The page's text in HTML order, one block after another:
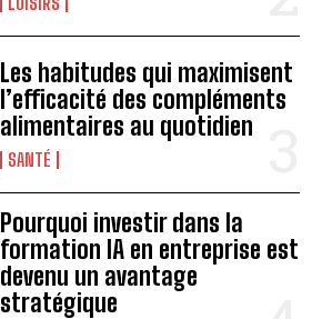
Les habitudes qui maximisent
l’efficacité des compléments
alimentaires au quotidien
SANTÉ
Pourquoi investir dans la
formation IA en entreprise est
devenu un avantage
stratégique